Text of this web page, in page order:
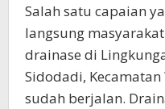
Salah satu capaian
langsung
drainase di
Sidodadi,
sudah berjalan.